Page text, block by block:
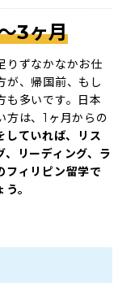
3ヶ月
りずなかなかお仕
が、帰国前、もし
も多いです。日本
方は、1ヶ月からの
していれば、リス
リーディング、ラ
フィリピン留学で
。